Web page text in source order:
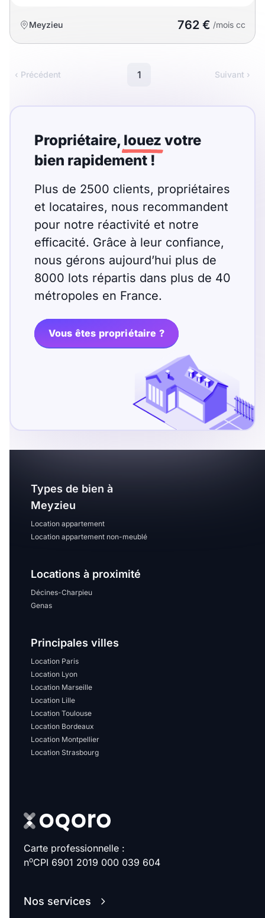
T2 T3 T4 T5
T6 T7
Superficie
m2
Nombre de chambres
disponibles
chambres
disponibles
Équipements des parties
Local à vélo
Disponible à partir du
Promotions
promotions sur honoraires
Meyzieu 762 € /mois cc
‹ Précédent 1 Suivant ›
Propriétaire, louez votre
bien rapidement !
Plus de 2500 clients, propriétaires
et locataires, nous recommandent
pour notre réactivité et notre
efficacité. Grâce à leur confiance,
nous gérons aujourd’hui plus de
8000 lots répartis dans plus de 40
métropoles en France.
Vous êtes propriétaire ?
Types de bien à
Meyzieu
Location appartement
Location appartement non-meublé
Locations à proximité
Décines-Charpieu
Genas
Principales villes
Location Paris
Location Lyon
Location Marseille
Location Lille
Location Toulouse
Location Bordeaux
Location Montpellier
Location Strasbourg
Carte professionnelle :
noCPI 6901 2019 000 039 604
Nos services